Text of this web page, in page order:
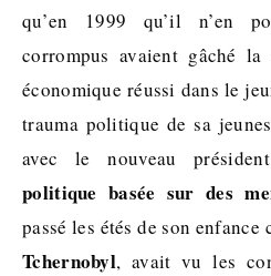
qu’en 1999 qu’il n’en
corrompus avaient gâché la
économique réussi dans le
trauma politique de sa
avec le nouveau
politique basée sur des
passé les étés de son
Tchernobyl, avait vu les